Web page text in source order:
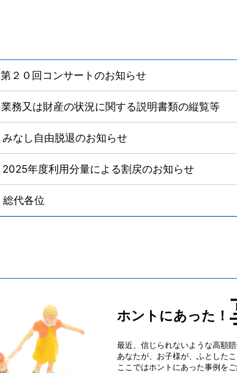
第２０回コンサートのお知らせ
業務又は財産の状況に関する説明書類の縦覧等
みなし自由脱退のお知らせ
2025年度利用分量による割戻のお知らせ
総代各位
ホントにあった！
最近、信じられないような高額
あなたが、お子様が、ふとした
ここではホントにあった事例をご